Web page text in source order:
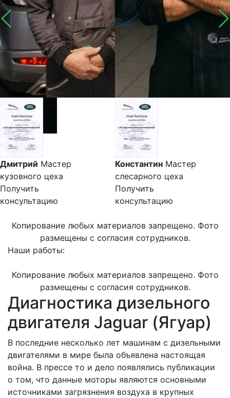
Дмитрий Мастер
кузовного цеха
Получить
консультацию
Константин Мастер
слесарного цеха
Получить
консультацию
Копирование любых материалов запрещено. Фото
размещены с согласия сотрудников.
Наши работы:
Копирование любых материалов запрещено. Фото
размещены с согласия сотрудников.
Диагностика дизельного
двигателя Jaguar (Ягуар)
В последние несколько лет машинам с дизельными
двигателями в мире была объявлена настоящая
война. В прессе то и дело появлялись публикации
о том, что данные моторы являются основными
источниками загрязнения воздуха в крупных